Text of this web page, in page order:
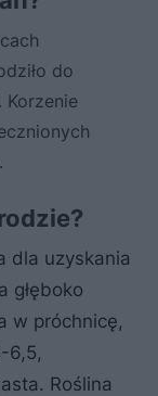
do
Korzenie
dla uzyskania
głęboko
w próchnicę,
6,5,
Roślina